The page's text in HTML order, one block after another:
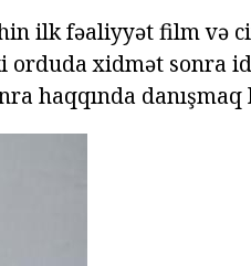
ilk fəaliyyət film və
xidmət sonra
haqqında danışmaq